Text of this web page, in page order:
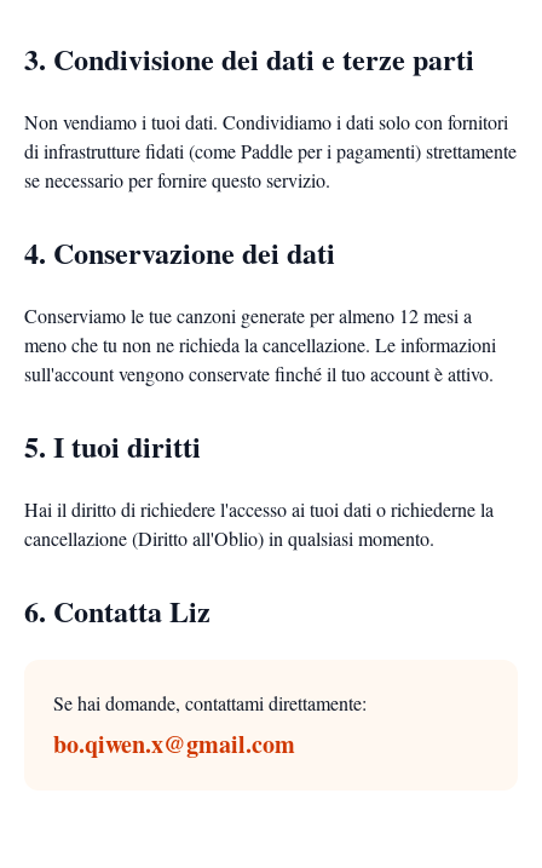
3. Condivisione dei dati e terze parti
Non vendiamo i tuoi dati. Condividiamo i dati solo con fornitori
di infrastrutture fidati (come Paddle per i pagamenti) strettamente
se necessario per fornire questo servizio.
4. Conservazione dei dati
Conserviamo le tue canzoni generate per almeno 12 mesi a
meno che tu non ne richieda la cancellazione. Le informazioni
sull'account vengono conservate finché il tuo account è attivo.
5. I tuoi diritti
Hai il diritto di richiedere l'accesso ai tuoi dati o richiederne la
cancellazione (Diritto all'Oblio) in qualsiasi momento.
6. Contatta Liz
Se hai domande, contattami direttamente:
bo.qiwen.x@gmail.com